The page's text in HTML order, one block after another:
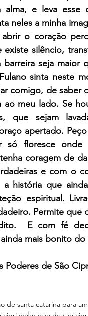
e leva esse
neles a minha
o coração
silêncio,
barreira seja
sinta neste
comigo, de
ao meu lado. Se
que sejam
apertado.
só floresce onde
coragem de
e com o
história que
espiritual.
Permite que
E com fé
mais bonito
Poderes de São
de santa catarina para